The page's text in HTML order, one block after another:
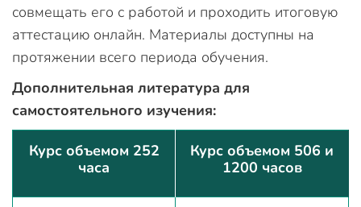
совмещать его с работой и проходить итоговую
аттестацию онлайн. Материалы доступны на
протяжении всего периода обучения.
Дополнительная литература для
самостоятельного изучения:
Курс объемом 252
часа
Курс объемом 506 и
1200 часов